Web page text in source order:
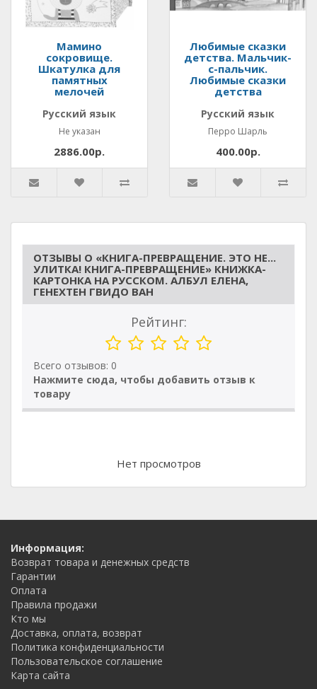
Мамино
сокровище.
Шкатулка для
памятных
мелочей
Русский язык
Не указан
2886.00р.
Любимые сказки
детства. Мальчик-
с-пальчик.
Любимые сказки
детства
Русский язык
Перро Шарль
400.00р.
ОТЗЫВЫ О «КНИГА-ПРЕВРАЩЕНИЕ. ЭТО НЕ...
УЛИТКА! КНИГА-ПРЕВРАЩЕНИЕ» КНИЖКА-
КАРТОНКА НА РУССКОМ. АЛБУЛ ЕЛЕНА,
ГЕНЕХТЕН ГВИДО ВАН
Рейтинг:
Всего отзывов: 0
Нажмите сюда, чтобы добавить отзыв к
товару
Нет просмотров
Информация:
Возврат товара и денежных средств
Гарантии
Оплата
Правила продажи
Кто мы
Доставка, оплата, возврат
Политика конфиденциальности
Пользовательское соглашение
Карта сайта